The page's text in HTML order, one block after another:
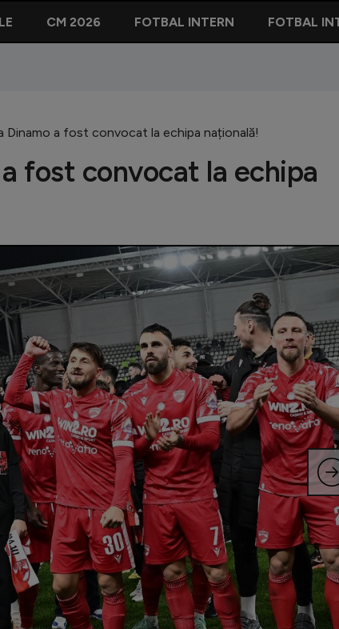
CM 2026 FOTBAL INTERN FOTBAL
Dinamo a fost convocat la echipa națională!
fost convocat la echipa